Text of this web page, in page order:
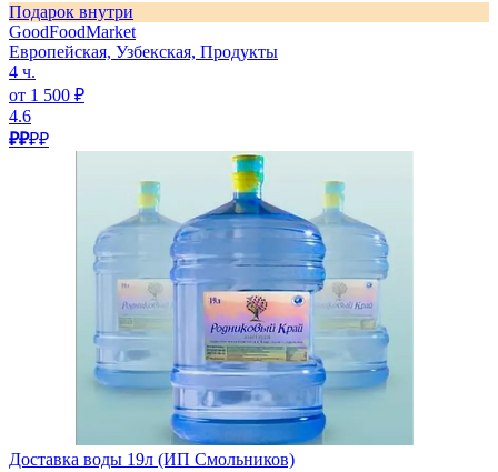
Подарок внутри
GoodFoodMarket
Европейская, Узбекская, Продукты
4 ч.
от 1 500 ₽
4.6
₽₽₽₽
Доставка воды 19л (ИП Смольников)